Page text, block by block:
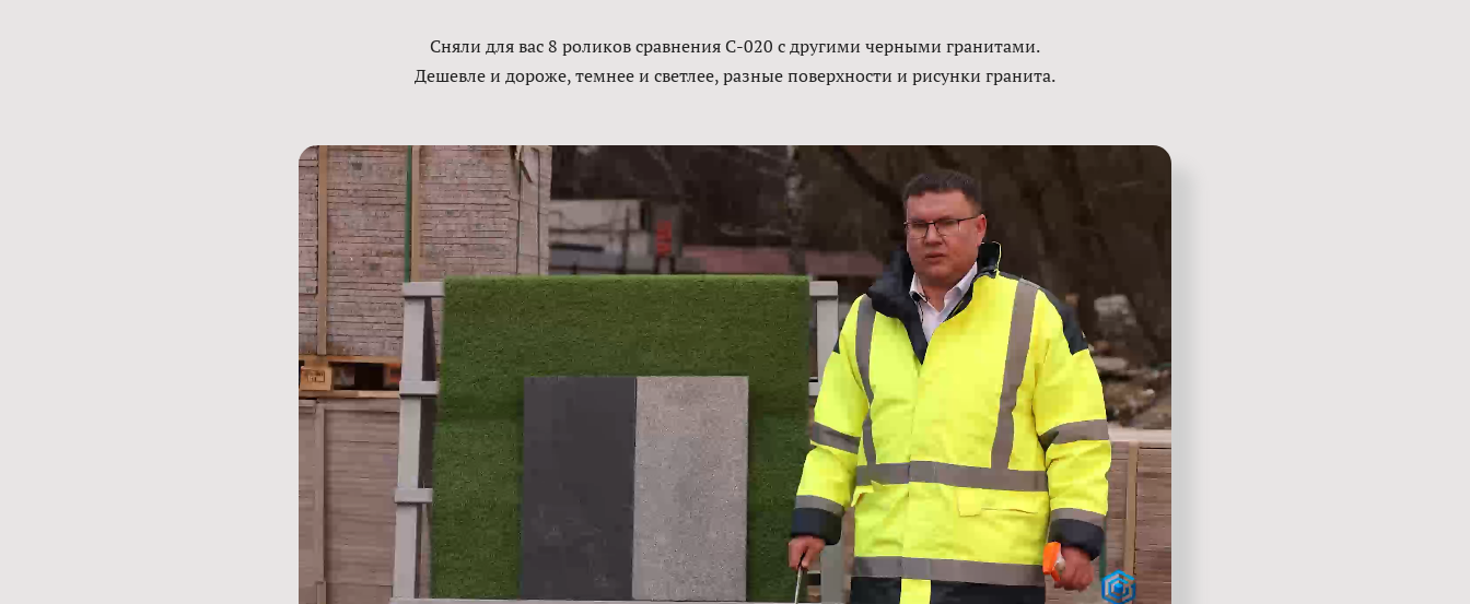
Сняли для вас 8 роликов сравнения С-020 с другими черными гранитами.
Дешевле и дороже, темнее и светлее, разные поверхности и рисунки гранита.